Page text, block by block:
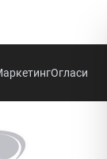
Огласи